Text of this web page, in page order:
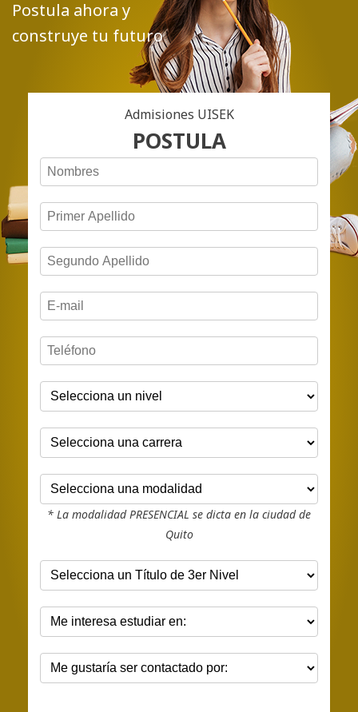
Postula ahora y
construye tu futuro
Admisiones UISEK
POSTULA
* La modalidad PRESENCIAL se dicta en la ciudad de
Quito